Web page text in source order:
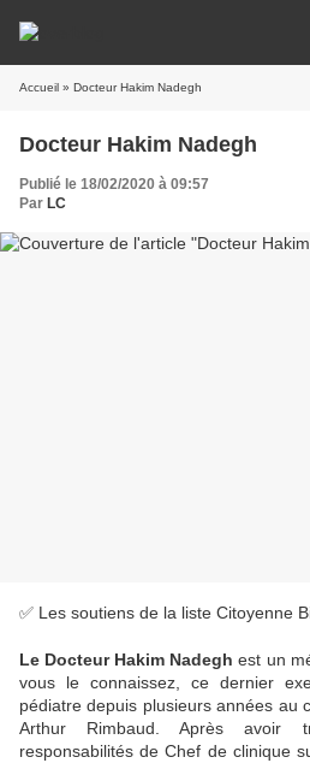
Accueil » Docteur Hakim Nadegh
Docteur Hakim Nadegh
Publié le 18/02/2020 à 09:57
Par LC
✅ Les soutiens de la liste Citoyenne
Le Docteur Hakim Nadegh est un
vous le connaissez, ce dernier
pédiatre depuis plusieurs années au
Arthur Rimbaud. Après avoir
responsabilités de Chef de clinique